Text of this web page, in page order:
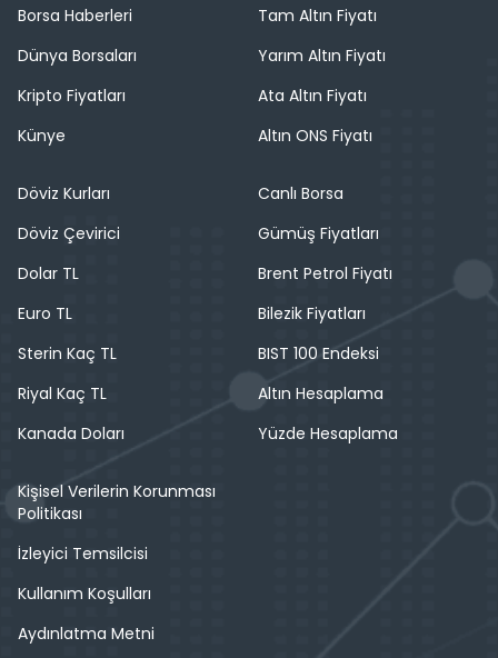
Borsa Haberleri
Dünya Borsaları
Kripto Fiyatları
Künye
Tam Altın Fiyatı
Yarım Altın Fiyatı
Ata Altın Fiyatı
Altın ONS Fiyatı
Döviz Kurları
Döviz Çevirici
Dolar TL
Euro TL
Sterin Kaç TL
Riyal Kaç TL
Kanada Doları
Canlı Borsa
Gümüş Fiyatları
Brent Petrol Fiyatı
Bilezik Fiyatları
BIST 100 Endeksi
Altın Hesaplama
Yüzde Hesaplama
Kişisel Verilerin Korunması
Politikası
İzleyici Temsilcisi
Kullanım Koşulları
Aydınlatma Metni